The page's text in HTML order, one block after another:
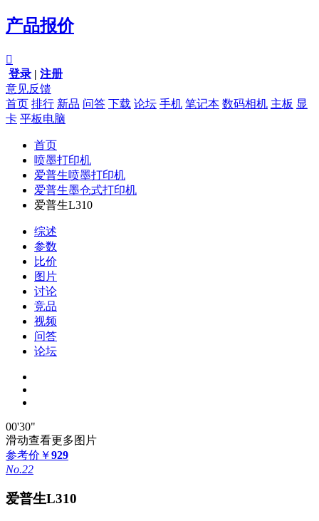
产品报价

登录 | 注册
意见反馈
首页 排行 新品 问答 下载 论坛 手机 笔记本 数码相机 主板 显
卡 平板电脑
首页
喷墨打印机
爱普生喷墨打印机
爱普生墨仓式打印机
爱普生L310
综述
参数
比价
图片
讨论
竞品
视频
问答
论坛
00'30"
滑动查看更多图片
参考价 ￥929
No.22
爱普生L310